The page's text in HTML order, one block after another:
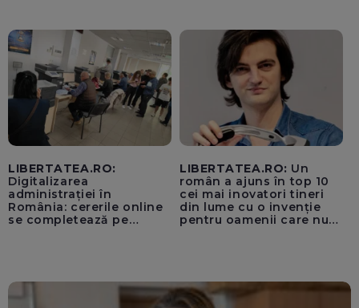
pentru instaurarea
„cenzurii” pe platforma X
LIBERTATEA.RO:
Digitalizarea
administrației în
România: cererile online
se completează pe
LIBERTATEA.RO: Un
român a ajuns în top 10
cei mai inovatori tineri
din lume cu o invenție
pentru oamenii care nu